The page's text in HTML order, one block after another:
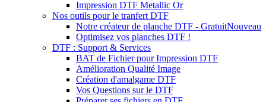
Impression DTF Metallic Or
Nos outils pour le tranfert DTF
Notre créateur de planche DTF - GratuitNouveau
Optimisez vos planches DTF !
DTF : Support & Services
BAT de Fichier pour Impression DTF
Amélioration Qualité Image
Création d'amalgame DTF
Vos Questions sur le DTF